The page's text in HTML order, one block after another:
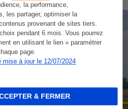
la performance,
les partager, optimiser la
provenant de sites tiers.
pendant 6 mois. Vous pourrez
en utilisant le lien « paramétrer
page.
mise à jour le 12/07/2024
& FERMER